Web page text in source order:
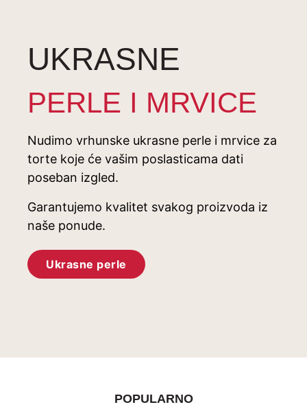
UKRASNE
PERLE I MRVICE
Nudimo vrhunske ukrasne perle i mrvice za
torte koje će vašim poslasticama dati
poseban izgled.
Garantujemo kvalitet svakog proizvoda iz
naše ponude.
Ukrasne perle
POPULARNO